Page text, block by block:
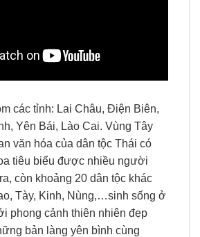
các tỉnh: Lai Châu, Điện Biên,
Yên Bái, Lào Cai. Vùng Tây
văn hóa của dân tộc Thái có
tiêu biểu được nhiều người
còn khoảng 20 dân tộc khác
Tày, Kinh, Nùng,…sinh sống ở
phong cảnh thiên nhiên đẹp
bản làng yên bình cùng